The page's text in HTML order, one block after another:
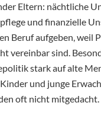
Eltern: nächtliche
und finanzielle
Beruf aufgeben, weil
vereinbar sind.
stark auf alte
und junge
oft nicht mitgedacht.